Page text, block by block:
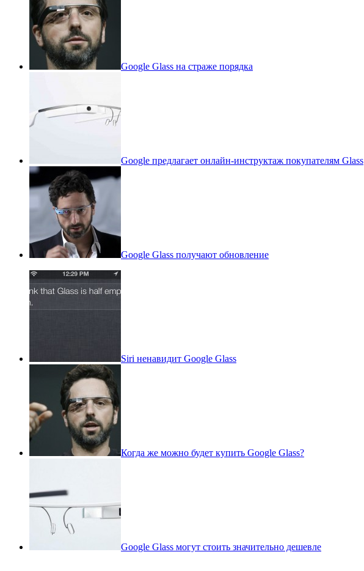
Google Glass на страже порядка
Google предлагает онлайн-инструктаж покупателям Glass
Google Glass получают обновление
Siri ненавидит Google Glass
Когда же можно будет купить Google Glass?
Google Glass могут стоить значительно дешевле